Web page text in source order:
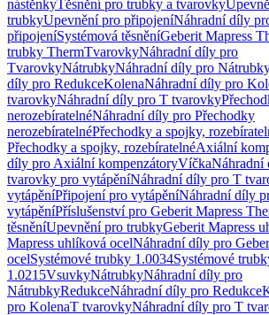
nástěnkyTěsnění pro trubky a tvarovky
trubkyUpevnění pro připojeníNáhradní díly
připojeníSystémová těsněníGeberit Mapress
trubky ThermTvarovkyNáhradní díly pro
TvarovkyNátrubkyNáhradní díly pro
díly pro RedukceKolenaNáhradní díly pro
tvarovkyNáhradní díly pro T tvarovky
nerozebíratelnéNáhradní díly pro Přechodky
nerozebíratelnéPřechodky a spojky,
Přechodky a spojky, rozebíratelnéAxiální
díly pro Axiální kompenzátoryVíčkaNáhradní
tvarovky pro vytápěníNáhradní díly pro T
vytápěníPřipojení pro vytápěníNáhradní díly
vytápěníPříslušenství pro Geberit Mapress
těsněníUpevnění pro trubkyGeberit Mapress
Mapress uhlíková ocelNáhradní díly pro
ocelSystémové trubky 1.0034Systémové
1.0215VsuvkyNátrubkyNáhradní díly pro
NátrubkyRedukceNáhradní díly pro Redukce
pro KolenaT tvarovkyNáhradní díly pro T